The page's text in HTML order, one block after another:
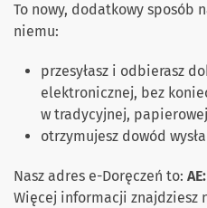
To nowy, dodatkowy sposób
niemu:
przesyłasz i odbierasz
elektronicznej, bez
w tradycyjnej,
otrzymujesz dowód
Nasz adres e-Doręczeń to:
Więcej informacji znajdziesz